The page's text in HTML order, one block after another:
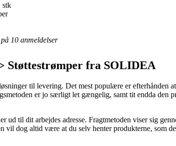
stk
10 anmeldelser
Støttestrømper fra SOLIDEA
til levering. Det mest populære er efterhånden
er jo særligt let gængelig, samt tit endda den
til dit arbejdes adresse. Fragtmetoden viser sig
vil dog altid være at du selv henter produkterne, som